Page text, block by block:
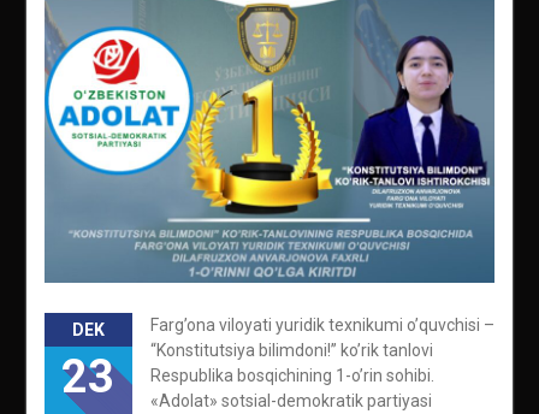
DEK
23
Farg’ona viloyati yuridik texnikumi o’quvchisi –
“Konstitutsiya bilimdoni!” ko’rik tanlovi
Respublika bosqichining 1-o’rin sohibi.
«Adolat» sotsial-demokratik partiyasi